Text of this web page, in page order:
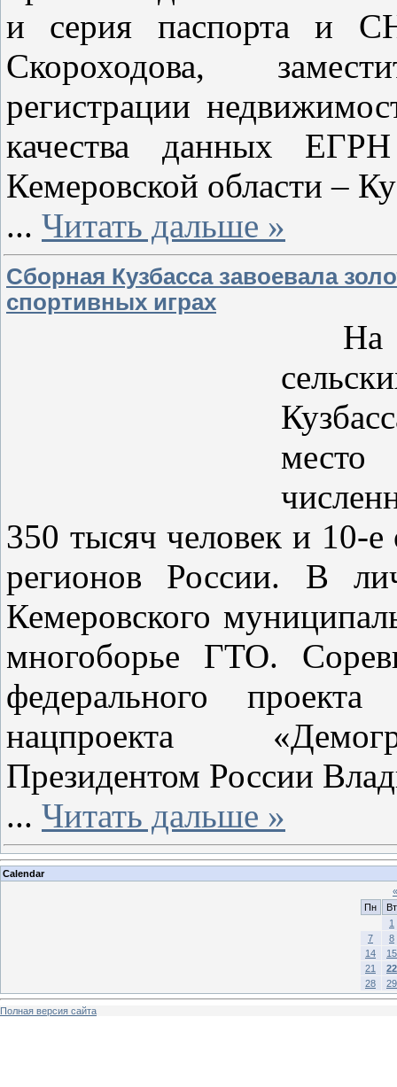
и серия паспорта и
Скороходова,
регистрации
качества данных
Кемеровской области –
... Читать дальше »
Сборная Кузбасса завоевала
спортивных играх
На
350 тысяч человек и 10-
регионов России. В
Кемеровского
многоборье ГТО.
федерального
нацпроекта
Президентом России
... Читать дальше »
Calendar
«
Пн
Вт
1
7
8
14
15
21
22
28
29
Полная версия сайта